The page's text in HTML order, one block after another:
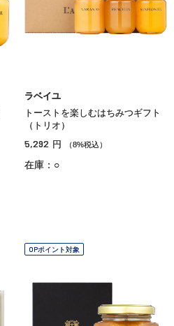
ラベイユ
トーストを楽しむはちみつギフト
（トリオ）
5,292 円 （8%税込）
在庫：○
OPポイント対象